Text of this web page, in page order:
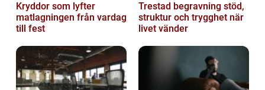
Kryddor som lyfter
matlagningen från vardag
till fest
Trestad begravning stöd,
struktur och trygghet när
livet vänder